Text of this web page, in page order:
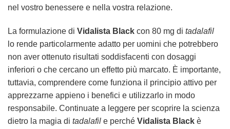
nel vostro benessere e nella vostra relazione.
La formulazione di Vidalista Black con 80 mg di tadalafil
lo rende particolarmente adatto per uomini che potrebbero
non aver ottenuto risultati soddisfacenti con dosaggi
inferiori o che cercano un effetto più marcato. È importante,
tuttavia, comprendere come funziona il principio attivo per
apprezzarne appieno i benefici e utilizzarlo in modo
responsabile. Continuate a leggere per scoprire la scienza
dietro la magia di tadalafil e perché Vidalista Black è